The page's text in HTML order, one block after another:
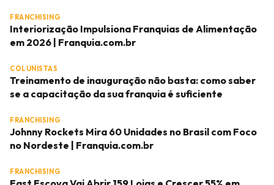
FRANCHISING
Interiorização Impulsiona Franquias de Alimentação
em 2026 | Franquia.com.br
COLUNISTAS
Treinamento de inauguração não basta: como saber
se a capacitação da sua franquia é suficiente
FRANCHISING
Johnny Rockets Mira 60 Unidades no Brasil com Foco
no Nordeste | Franquia.com.br
FRANCHISING